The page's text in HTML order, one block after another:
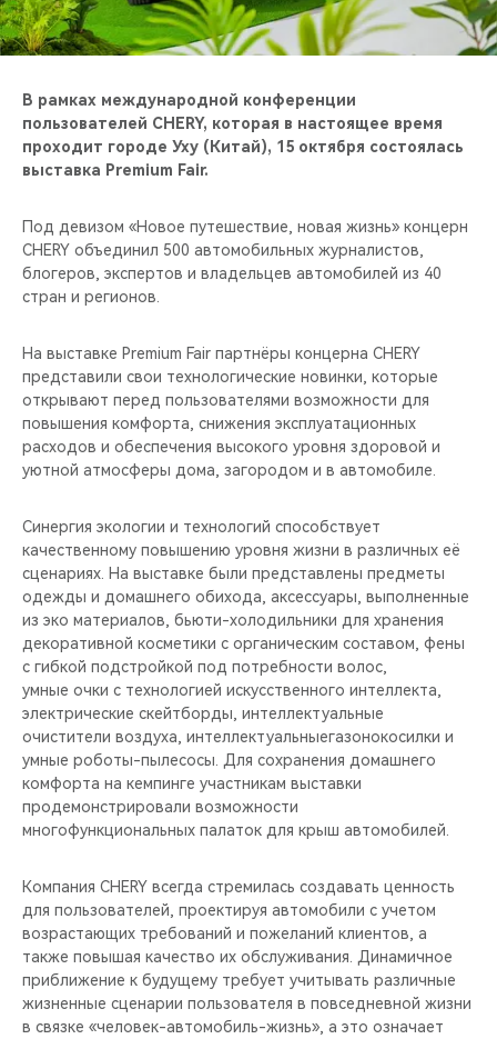
CHERY И СПОРТ
НАШИ МЕРОПРИЯТИЯ
ВИДЕООБЗОРЫ
CHERY ДЛЯ ДЕТЕЙ
В рамках международной конференции
пользователей CHERY, которая в настоящее время
проходит городе Уху (Китай), 15 октября состоялась
выставка Premium Fair.
Под девизом «Новое путешествие, новая жизнь» концерн
CHERY объединил 500 автомобильных журналистов,
блогеров, экспертов и владельцев автомобилей из 40
стран и регионов.
На выставке Premium Fair партнёры концерна CHERY
представили свои технологические новинки, которые
открывают перед пользователями возможности для
повышения комфорта, снижения эксплуатационных
расходов и обеспечения высокого уровня здоровой и
уютной атмосферы дома, загородом и в автомобиле.
Синергия экологии и технологий способствует
качественному повышению уровня жизни в различных её
сценариях. На выставке были представлены предметы
одежды и домашнего обихода, аксессуары, выполненные
из эко материалов, бьюти-холодильники для хранения
декоративной косметики с органическим составом, фены
с гибкой подстройкой под потребности волос,
умные очки с технологией искусственного интеллекта,
электрические скейтборды, интеллектуальные
очистители воздуха, интеллектуальныегазонокосилки и
умные роботы-пылесосы. Для сохранения домашнего
комфорта на кемпинге участникам выставки
продемонстрировали возможности
многофункциональных палаток для крыш автомобилей.
Компания CHERY всегда стремилась создавать ценность
для пользователей, проектируя автомобили с учетом
возрастающих требований и пожеланий клиентов, а
также повышая качество их обслуживания. Динамичное
приближение к будущему требует учитывать различные
жизненные сценарии пользователя в повседневной жизни
в связке «человек-автомобиль-жизнь», а это означает